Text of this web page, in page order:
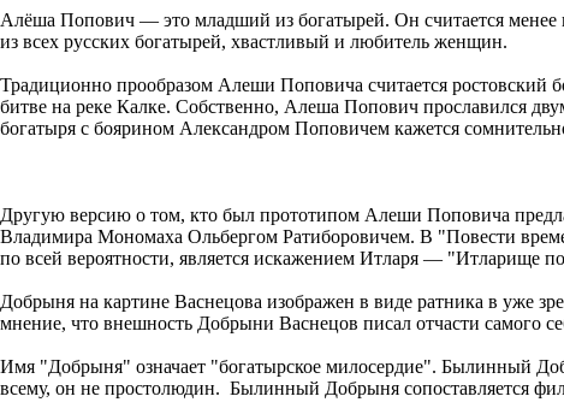
Алёша Попович — это младший из богатырей. Он считается
из всех русских богатырей, хвастливый и любитель женщин.
Традиционно прообразом Алеши Поповича считается
битве на реке Калке. Собственно, Алеша Попович прославился
богатыря с боярином Александром Поповичем кажется
Другую версию о том, кто был прототипом Алеши Поповича
Владимира Мономаха Ольбергом Ратиборовичем. В "Повести
по всей вероятности, является искажением Итларя — "Итларище
Добрыня на картине Васнецова изображен в виде ратника в уже
мнение, что внешность Добрыни Васнецов писал отчасти самого
Имя "Добрыня" означает "богатырское милосердие". Былинный
всему, он не простолюдин. Былинный Добрыня сопоставляется